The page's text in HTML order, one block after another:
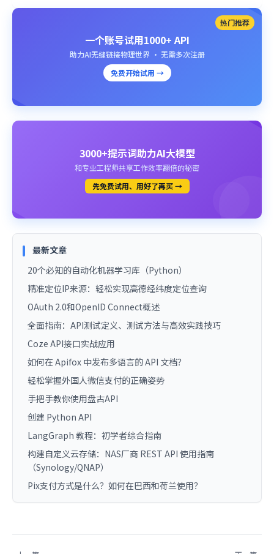
热门推荐
一个账号试用1000+ API
助力AI无缝链接物理世界 · 无需多次注册
免费开始试用 →
3000+提示词助力AI大模型
和专业工程师共享工作效率翻倍的秘密
先免费试用、用好了再买 →
最新文章
20个必知的自动化机器学习库（Python）
精准定位IP来源：轻松实现高德经纬度定位查询
OAuth 2.0和OpenID Connect概述
全面指南：API测试定义、测试方法与高效实践技巧
Coze API接口实战应用
如何在 Apifox 中发布多语言的 API 文档？
轻松掌握外国人微信支付的正确姿势
手把手教你使用盘古API
创建 Python API
LangGraph 教程：初学者综合指南
构建自定义云存储：NAS厂商 REST API 使用指南
（Synology/QNAP）
Pix支付方式是什么？如何在巴西和荷兰使用？